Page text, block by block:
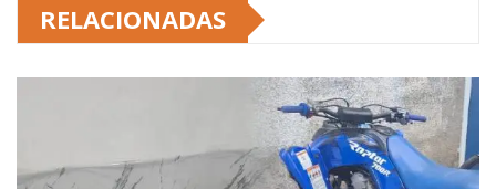
RELACIONADAS